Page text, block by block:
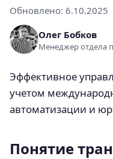
Обновлено: 6.10.2025
Олег Бобков
Менеджер отдела
Эффективное
учетом
автоматизации и
Понятие